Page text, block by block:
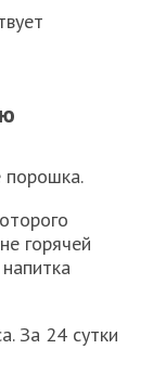
порошка.
горячей
За 24 сутки